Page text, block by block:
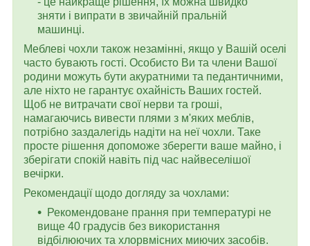
зняти і випрати в звичайній пральній
машинці.
Меблеві чохли також незамінні, якщо у Вашій оселі
часто бувають гості. Особисто Ви та члени Вашої
родини можуть бути акуратними та педантичними,
але ніхто не гарантує охайність Ваших гостей.
Щоб не витрачати свої нерви та гроші,
намагаючись вивести плями з м'яких меблів,
потрібно заздалегідь надіти на неї чохли. Таке
просте рішення допоможе зберегти ваше майно, і
зберігати спокій навіть під час найвеселішої
вечірки.
Рекомендації щодо догляду за чохлами:
Рекомендоване прання при температурі не
вище 40 градусів без використання
відбілюючих та хлорвмісних миючих засобів.